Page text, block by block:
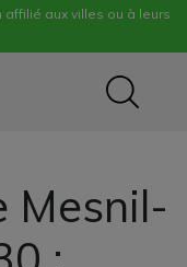
aux villes ou à leurs
Mesnil-